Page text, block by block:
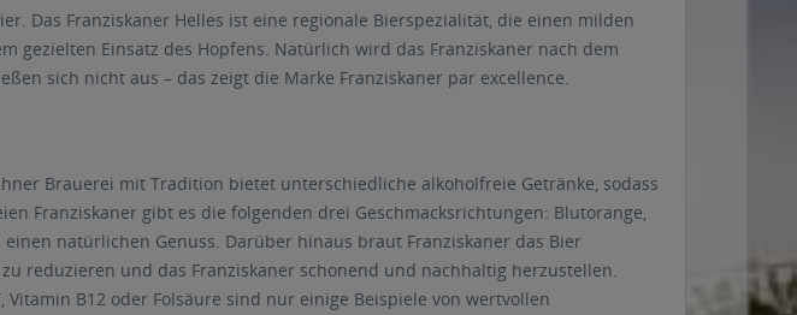
Das Franziskaner Helles ist eine regionale Bierspezialität, die einen milden
gezielten Einsatz des Hopfens. Natürlich wird das Franziskaner nach dem
sich nicht aus – das zeigt die Marke Franziskaner par excellence.
Brauerei mit Tradition bietet unterschiedliche alkoholfreie Getränke, sodass
Franziskaner gibt es die folgenden drei Geschmacksrichtungen: Blutorange,
natürlichen Genuss. Darüber hinaus braut Franziskaner das Bier
reduzieren und das Franziskaner schonend und nachhaltig herzustellen.
B12 oder Folsäure sind nur einige Beispiele von wertvollen